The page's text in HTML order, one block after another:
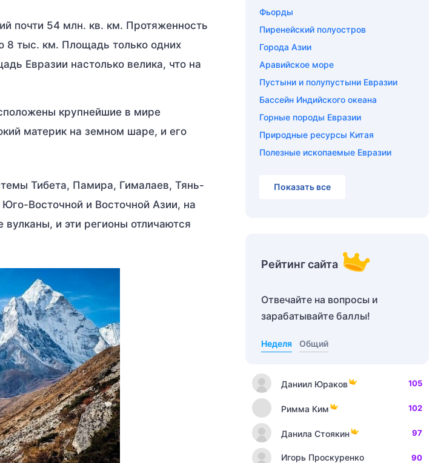
почти 54 млн. кв. км. Протяженность
8 тыс. км. Площадь только одних
Евразии настолько велика, что на
крупнейшие в мире
материк на земном шаре, и его
Тибета, Памира, Гималаев, Тянь-
Восточной и Восточной Азии, на
и эти регионы отличаются
Фьорды
Пиренейский полуостров
Города Азии
Аравийское море
Пустыни и полупустыни Евразии
Бассейн Индийского океана
Горные породы Евразии
Природные ресурсы Китая
Полезные ископаемые Евразии
Показать все
Рейтинг сайта
Отвечайте на вопросы и
зарабатывайте баллы!
Неделя Общий
Даниил Юраков 105
Римма Ким 102
Данила Стоякин 97
Игорь Проскуренко 90